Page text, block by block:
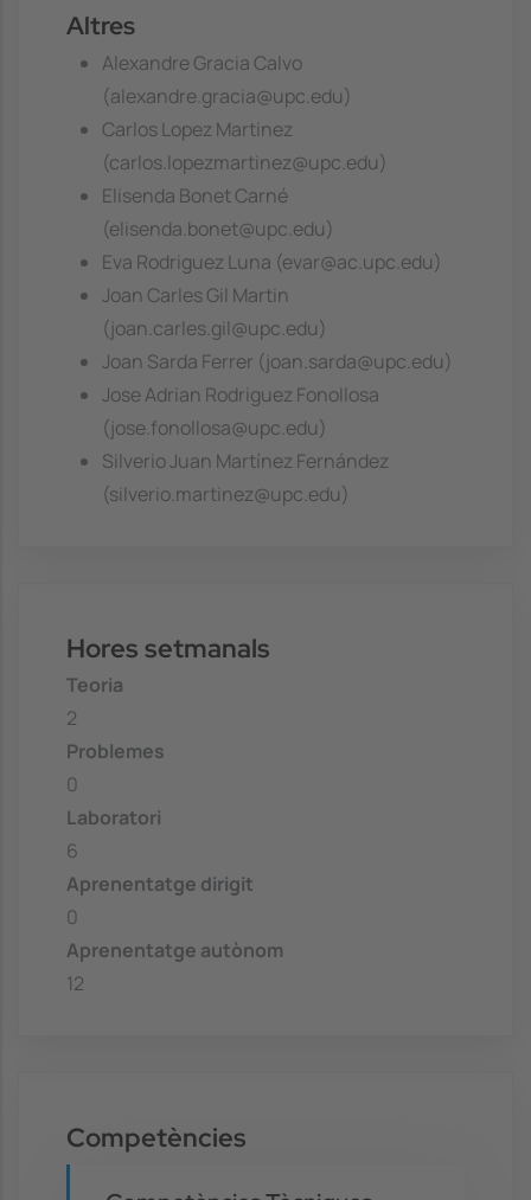
Altres
Alexandre Gracia Calvo
(alexandre.gracia@upc.edu)
Carlos Lopez Martinez
(carlos.lopezmartinez@upc.edu)
Elisenda Bonet Carné
(elisenda.bonet@upc.edu)
Eva Rodriguez Luna (evar@ac.upc.edu)
Joan Carles Gil Martin
(joan.carles.gil@upc.edu)
Joan Sarda Ferrer (joan.sarda@upc.edu)
Jose Adrian Rodriguez Fonollosa
(jose.fonollosa@upc.edu)
Silverio Juan Martínez Fernández
(silverio.martinez@upc.edu)
Hores setmanals
Teoria
2
Problemes
0
Laboratori
6
Aprenentatge dirigit
0
Aprenentatge autònom
12
Competències